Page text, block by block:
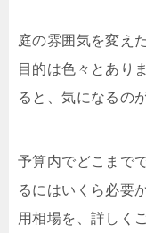
庭の雰囲気を変え
目的は色々とあり
ると、気になるの
予算内でどこまで
るにはいくら必要
用相場を、詳しく